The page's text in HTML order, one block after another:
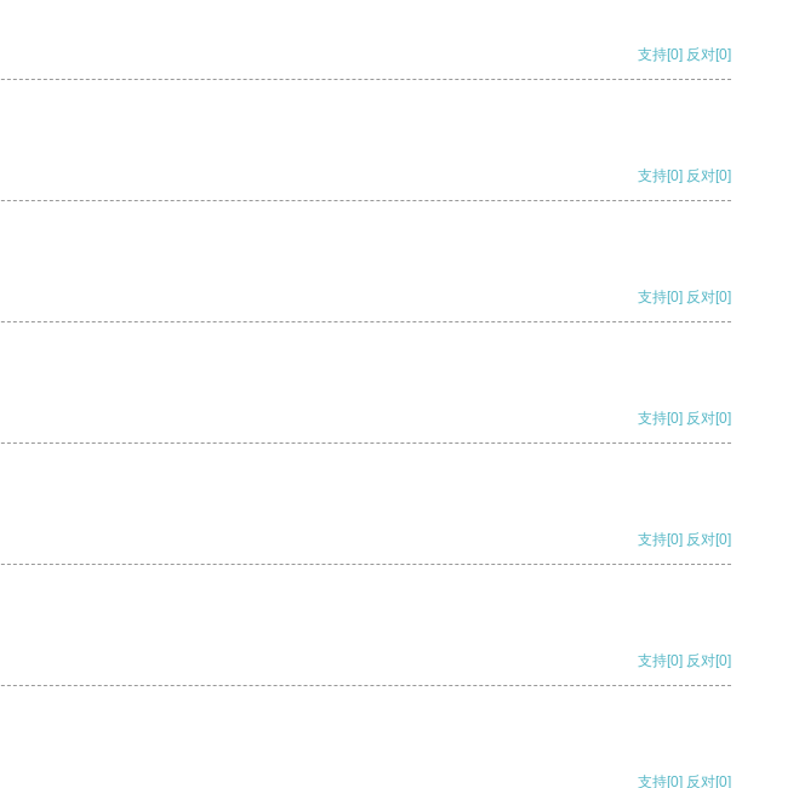
支持[0] 反对[0]
支持[0] 反对[0]
支持[0] 反对[0]
支持[0] 反对[0]
支持[0] 反对[0]
支持[0] 反对[0]
支持[0] 反对[0]